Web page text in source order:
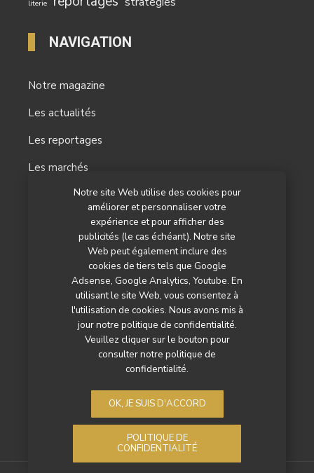
Notre site Web utilise des cookies pour
améliorer et personnaliser votre
expérience et pour afficher des
publicités (le cas échéant). Notre site
Web peut également inclure des
cookies de tiers tels que Google
Adsense, Google Analytics, Youtube. En
utilisant le site Web, vous consentez à
l'utilisation de cookies. Nous avons mis à
jour notre politique de confidentialité.
Veuillez cliquer sur le bouton pour
consulter notre politique de
confidentialité.
OK, JE SUIS D'ACCORD
POLITIQUE DE
CONFIDENTIALITÉ
literie
NAVIGATION
Notre magazine
Les actualités
Les reportages
Les marchés
Nos autres titres
Qui sommes-nous ?
Contactez-nous
Mentions légales
Politique de confidentialité